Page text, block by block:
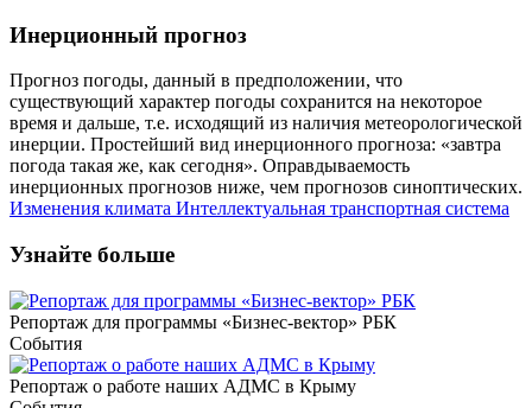
Инерционный прогноз
Прогноз погоды, данный в предположении, что
существующий характер погоды сохранится на некоторое
время и дальше, т.е. исходящий из наличия метеорологической
инерции. Простейший вид инерционного прогноза: «завтра
погода такая же, как сегодня». Оправдываемость
инерционных прогнозов ниже, чем прогнозов синоптических.
Изменения климата Интеллектуальная транспортная система
Узнайте больше
Репортаж для программы «Бизнес-вектор» РБК
События
Репортаж о работе наших АДМС в Крыму